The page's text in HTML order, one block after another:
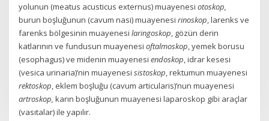
yolunun (meatus acusticus externus) muayenesiotoskop,
burun boşluğunun (cavum nasi) muayenesirinoskop, larenks ve
farenks bölgesinin muayenesilaringoskop, gözün derin
katlarının ve fundusun muayenesioftalmoskop, yemek borusu
(esophagus) ve midenin muayenesiendoskop, idrar kesesi
(vesica urinaria)’nin muayenesisistoskop, rektumun muayenesi
rektoskop, eklem boşluğu (cavum articularis)’nun muayenesi
artroskop, karın boşluğunun muayenesi laparoskop gibi araçlar
(vasıtalar) ile yapılır.